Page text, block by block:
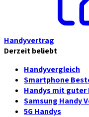
Handyvertrag
Derzeit beliebt
Handyvergleich
Smartphone
Handys mit guter
Samsung Handy
5G Handys